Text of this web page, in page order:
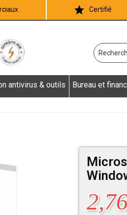
Certifié
antivirus & outils Bureau et